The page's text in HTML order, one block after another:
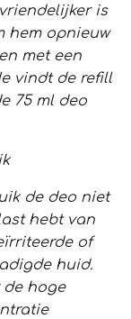
is
hem opnieuw
met een
vindt de refill
75 ml deo
de deo niet
hebt van
of
huid.
de hoge